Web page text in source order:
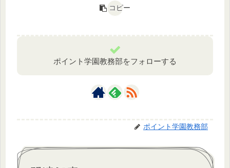
コピー
ポイント学園教務部をフォローする
ポイント学園教務部